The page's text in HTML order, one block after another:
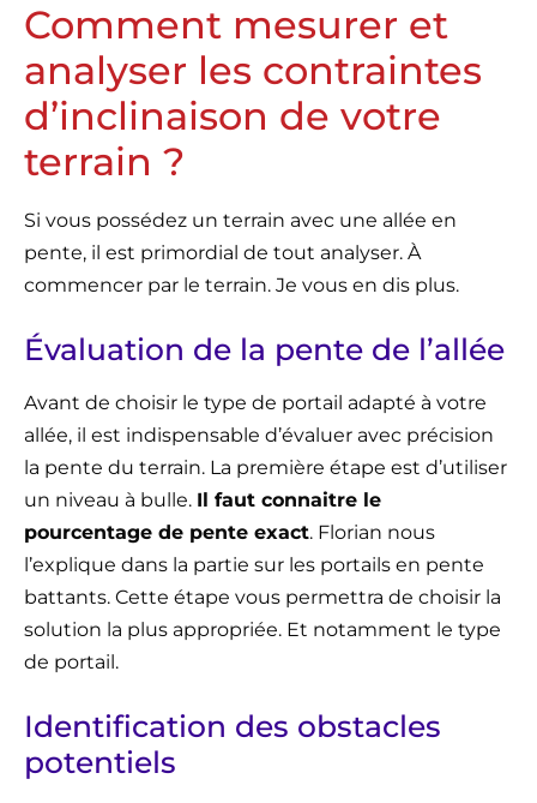
Comment mesurer et
analyser les contraintes
d’inclinaison de votre
terrain ?
Si vous possédez un terrain avec une allée en
pente, il est primordial de tout analyser. À
commencer par le terrain. Je vous en dis plus.
Évaluation de la pente de l’allée
Avant de choisir le type de portail adapté à votre
allée, il est indispensable d’évaluer avec précision
la pente du terrain. La première étape est d’utiliser
un niveau à bulle. Il faut connaitre le
pourcentage de pente exact. Florian nous
l’explique dans la partie sur les portails en pente
battants. Cette étape vous permettra de choisir la
solution la plus appropriée. Et notamment le type
de portail.
Identification des obstacles
potentiels